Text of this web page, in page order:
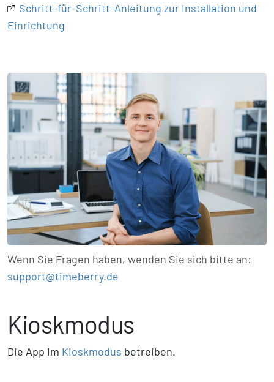
Schritt-für-Schritt-Anleitung zur Installation und
Einrichtung
Wenn Sie Fragen haben, wenden Sie sich bitte an:
support@timeberry.de
Kioskmodus
Die App im Kioskmodus betreiben.